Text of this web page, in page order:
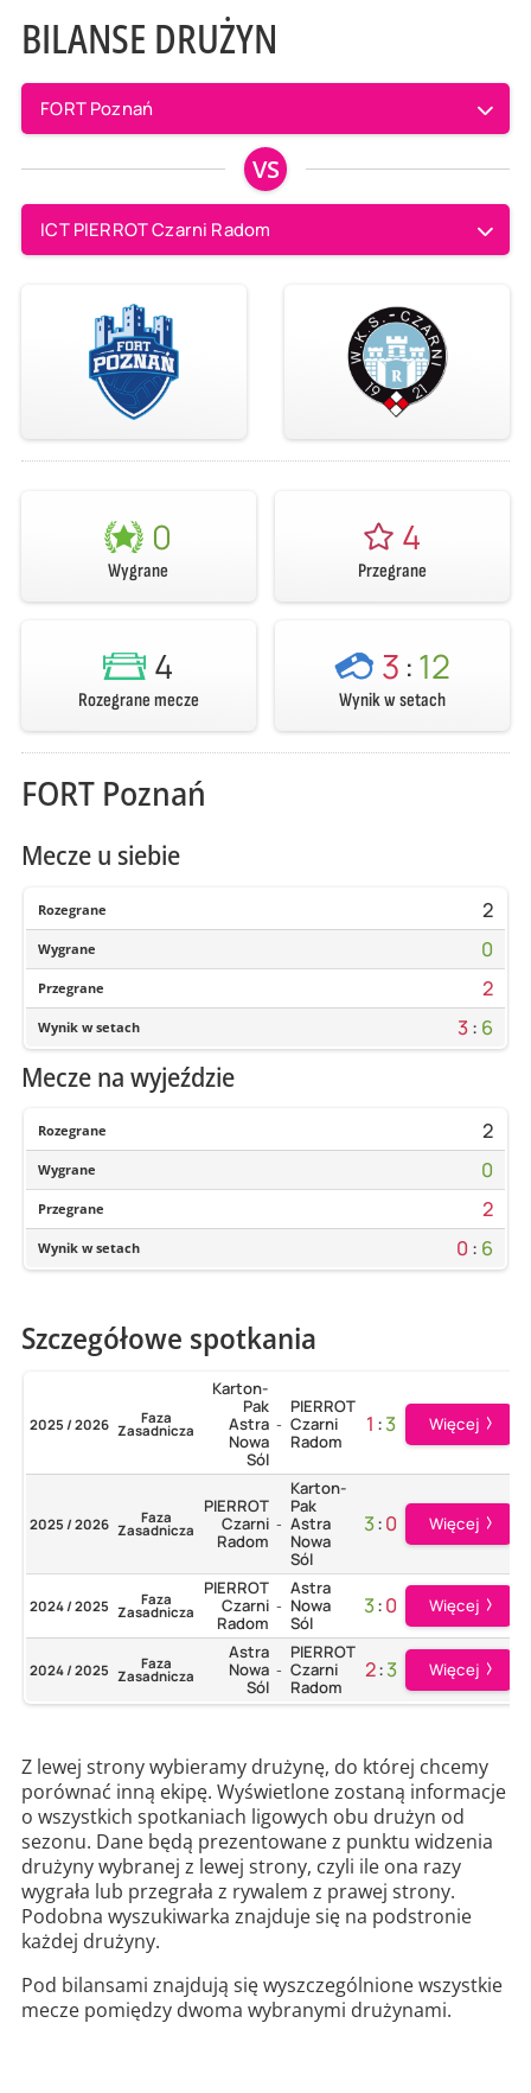
BILANSE DRUŻYN
FORT Poznań
VS
ICT PIERROT Czarni Radom
0
Wygrane
4
Przegrane
4
Rozegrane mecze
3 :12
Wynik w setach
FORT Poznań
Mecze u siebie
Rozegrane 2
Wygrane 0
Przegrane 2
Wynik w setach 3: 6
Mecze na wyjeździe
Rozegrane 2
Wygrane 0
Przegrane 2
Wynik w setach 0 : 6
Szczegółowe spotkania
2025 / 2026 Faza
Zasadnicza
Karton-
Pak
Astra
Nowa
Sól
-
PIERROT
Czarni
Radom
1 :3 Więcej
2025 / 2026 Faza
Zasadnicza
PIERROT
Czarni
Radom
-
Karton-
Pak
Astra
Nowa
Sól
3:0 Więcej
2024 / 2025 Faza
Zasadnicza
PIERROT
Czarni
Radom
-
Astra
Nowa
Sól
3:0 Więcej
2024 / 2025 Faza
Zasadnicza
Astra
Nowa
Sól
-
PIERROT
Czarni
Radom
2:3 Więcej
Z lewej strony wybieramy drużynę, do której chcemy
porównać inną ekipę. Wyświetlone zostaną informacje
o wszystkich spotkaniach ligowych obu drużyn od
sezonu. Dane będą prezentowane z punktu widzenia
drużyny wybranej z lewej strony, czyli ile ona razy
wygrała lub przegrała z rywalem z prawej strony.
Podobna wyszukiwarka znajduje się na podstronie
każdej drużyny.
Pod bilansami znajdują się wyszczególnione wszystkie
mecze pomiędzy dwoma wybranymi drużynami.